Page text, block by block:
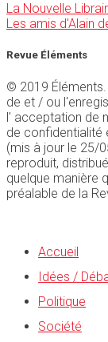
La Nouvelle
Les amis d'Alain
Revue Éléments
© 2019
de et / ou
l' acceptation de
de confidentialité
(mis à jour le 25/
reproduit,
quelque manière
préalable de la
Accueil
Idées /
Politique
Société